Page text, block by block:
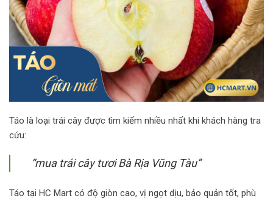
Táo là loại trái cây được tìm kiếm nhiều nhất khi khách hàng tra
cứu:
“mua trái cây tươi Bà Rịa Vũng Tàu”
Táo tại HC Mart có độ giòn cao, vị ngọt dịu, bảo quản tốt, phù